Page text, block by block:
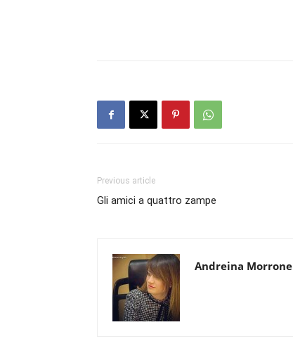
Previous article
Gli amici a quattro zampe
Andreina Morrone